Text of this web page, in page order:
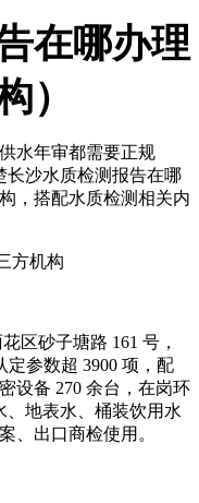
在哪办理
）
水年审都需要正规
长沙水质检测报告在哪
，搭配水质检测相关内
方机构
区砂子塘路 161 号，
参数超 3900 项，配
设备 270 余台，在岗环
、地表水、桶装饮用水
、出口商检使用。